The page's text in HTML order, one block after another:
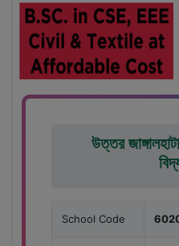
উত্তর
School Code